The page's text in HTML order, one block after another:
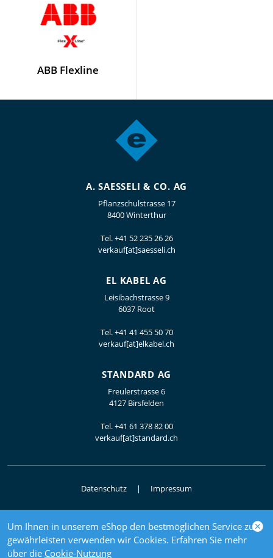
Um Ihnen in unserem eShop den bestmöglichen Service zu
gewährleisten verwenden wir Cookies. Erfahren Sie mehr
über die Cookie-Nutzung
ABB Flexline
A. SAESSELI & CO. AG
Pflanzschulstrasse 17
8400 Winterthur
Tel.+41 52 235 26 26
verkauf[at]saesseli.ch
EL KABEL AG
Leisibachstrasse 9
6037 Root
Tel.+41 41 455 50 70
verkauf[at]elkabel.ch
STANDARD AG
Freulerstrasse 6
4127 Birsfelden
Tel.+41 61 378 82 00
verkauf[at]standard.ch
Datenschutz Impressum
© 2026 Elektrogrosshandel
powered by polynorm